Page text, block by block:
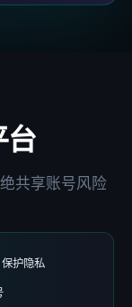
台
共享账号风险
护隐私